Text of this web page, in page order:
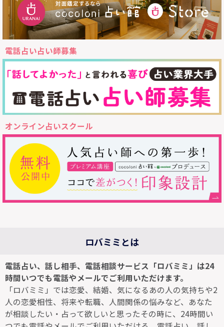
電話占い占い師募集
オンライン占いスクール
ロバミミとは
電話占い、話し相手、電話相談サービス「ロバミミ」は24
時間いつでも電話やメールでご利用いただけます。
「ロバミミ」では恋愛、結婚、気になるあの人の気持ちや2
人の恋愛相性、将来や転職、人間関係の悩みなど、あなた
が相談したい・占って欲しいと思ったその時に、24時間い